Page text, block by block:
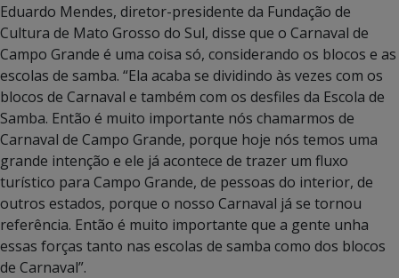
Eduardo Mendes, diretor-presidente da Fundação de
Cultura de Mato Grosso do Sul, disse que o Carnaval de
Campo Grande é uma coisa só, considerando os blocos e as
escolas de samba. “Ela acaba se dividindo às vezes com os
blocos de Carnaval e também com os desfiles da Escola de
Samba. Então é muito importante nós chamarmos de
Carnaval de Campo Grande, porque hoje nós temos uma
grande intenção e ele já acontece de trazer um fluxo
turístico para Campo Grande, de pessoas do interior, de
outros estados, porque o nosso Carnaval já se tornou
referência. Então é muito importante que a gente unha
essas forças tanto nas escolas de samba como dos blocos
de Carnaval”.